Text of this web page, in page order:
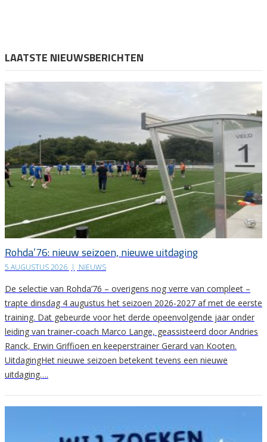
LAATSTE NIEUWSBERICHTEN
Rohda’76: nieuw seizoen, nieuwe uitdaging
5 AUGUSTUS 2026 | NIEUWS
De selectie van Rohda’76 – overigens nog verre van compleet –
trapte dinsdag 4 augustus het seizoen 2026-2027 af met de eerste
training. Dat gebeurde voor het derde opeenvolgende jaar onder
leiding van trainer-coach Marco Lange, geassisteerd door Andries
Ranck, Erwin Griffioen en keeperstrainer Gerard van Kooten.
UitdagingHet nieuwe seizoen betekent tevens een nieuwe
uitdaging….